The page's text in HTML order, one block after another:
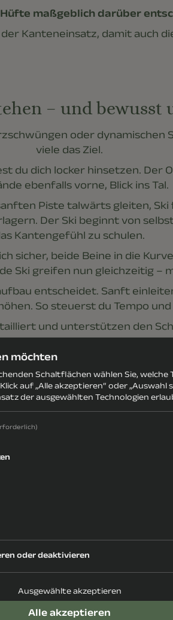
maßgeblich darüber
Kanteneinsatz, damit auch
– und bewusst
oder dynamischen
viele das Ziel.
du dich locker hinsetzen. Der
ebenfalls vorne, Blick ins Tal.
Piste talwärts gleiten, Ski
Der Ski beginnt von
Kantengefühl zu schulen.
sicher, beide Beine in die
Ski greifen nun gleichzeitig –
entscheidet. Sanft
So steuerst du Tempo und
tailliert und unterstützen den
sauberes Fahren deutlich.
möchten
Schaltflächen wählen Sie, welche
auf „Alle akzeptieren“ oder „Auswahl
der ausgewählten Technologien
oder deaktivieren
Ausgewählte akzeptieren
Alle akzeptieren